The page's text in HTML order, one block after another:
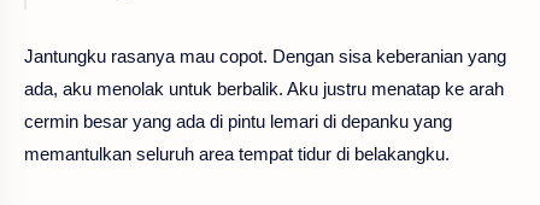
Jantungku rasanya mau copot. Dengan sisa keberanian yang
ada, aku menolak untuk berbalik. Aku justru menatap ke arah
cermin besar yang ada di pintu lemari di depanku yang
memantulkan seluruh area tempat tidur di belakangku.